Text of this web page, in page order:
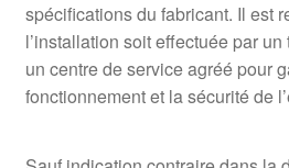
spécifications du fabricant. Il est
l’installation soit effectuée par
un centre de service agréé pour
fonctionnement et la sécurité de